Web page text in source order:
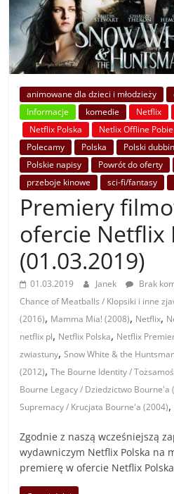
animowane dla dzieci i młodzieży
Informacje
komedie Netflix
Netflix Polska
Netlix Offline
Polecamy
Polska Polski
Polskie napisy
Powrót do oferty
przeboje kinowe
sci-fi/fantasy
Premiery
ofercie Netflix
(01.03.2019)
01.03.2019 Janek Brak
Chance of Meatballs / Klopsiki i inne
(2016), Mamma Mia! (2008), Netflix,
netflix pl, Netflix Polska, Netflix
zwiastuny,Snow White & the
(2012),The Bourne Identity /
Bourne Legacy / Dziedzictwo Bourne'a
Supremacy / Krucjata Bourne'a (2004),
Zgodnie z naszą wcześniejszą
wydawniczym Netflix Polska na
premierę w ofercie Netflix